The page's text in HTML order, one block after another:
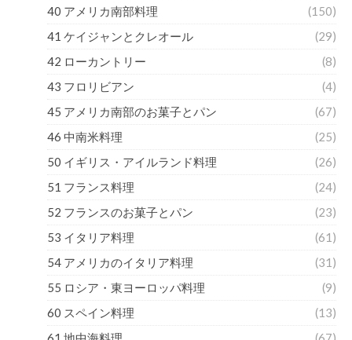
40 アメリカ南部料理
(150)
41 ケイジャンとクレオール
(29)
42 ローカントリー
(8)
43 フロリビアン
(4)
45 アメリカ南部のお菓子とパン
(67)
46 中南米料理
(25)
50 イギリス・アイルランド料理
(26)
51 フランス料理
(24)
52 フランスのお菓子とパン
(23)
53 イタリア料理
(61)
54 アメリカのイタリア料理
(31)
55 ロシア・東ヨーロッパ料理
(9)
60 スペイン料理
(13)